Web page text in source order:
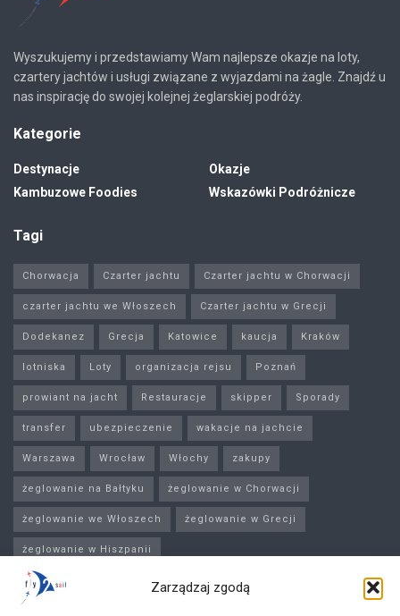
Zarządzaj zgodą
Wyszukujemy i przedstawiamy Wam najlepsze okazje na loty,
czartery jachtów i usługi związane z wyjazdami na żagle. Znajdź u
nas inspirację do swojej kolejnej żeglarskiej podróży.
Kategorie
Destynacje
Kambuzowe Foodies
Okazje
Wskazówki Podróżnicze
Tagi
Chorwacja Czarter jachtu Czarter jachtu w Chorwacji
czarter jachtu we Włoszech Czarter jachtu w Grecji
Dodekanez Grecja Katowice kaucja Kraków
lotniska Loty organizacja rejsu Poznań
prowiant na jacht Restauracje skipper Sporady
transfer ubezpieczenie wakacje na jachcie
Warszawa Wrocław Włochy zakupy
żeglowanie na Bałtyku żeglowanie w Chorwacji
żeglowanie we Włoszech żeglowanie w Grecji
żeglowanie w Hiszpanii
Najnowsze okazje